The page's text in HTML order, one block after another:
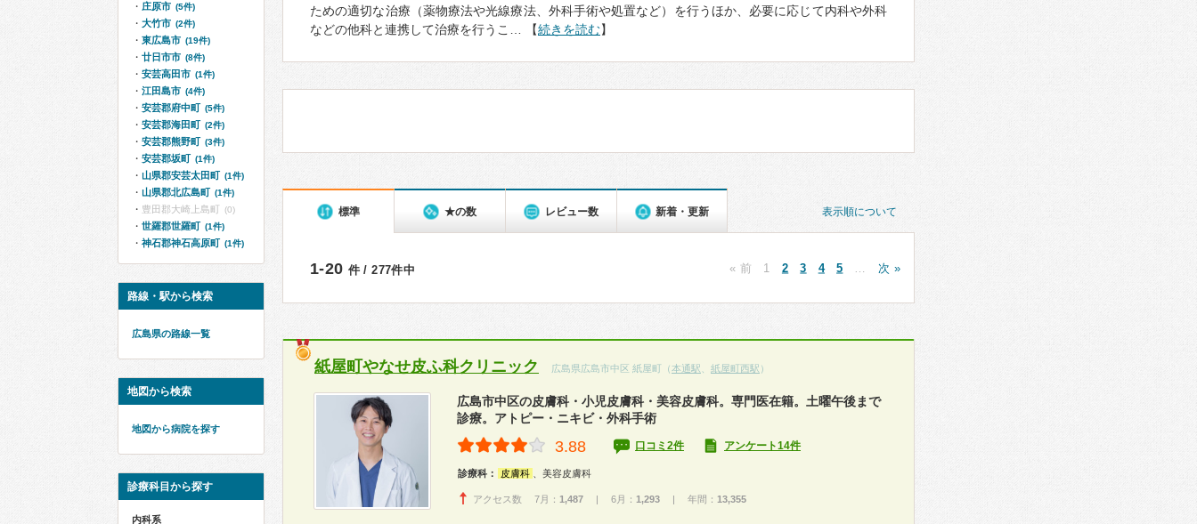
ための適切な治療（薬物療法や光線療法、外科手術や処置など）を行うほか、必要に応じて内科や外科
などの他科と連携して治療を行うこ… 【続きを読む】
表示順について
標準 ★の数 レビュー数 新着・更新
1-20 件 / 277件中 « 前 1 2 3 4 5 次 »
紙屋町やなせ皮ふ科クリニック 広島県広島市中区 紙屋町（本通駅 紙屋町西駅 ）
広島市中区の皮膚科・小児皮膚科・美容皮膚科。専門医在籍。土曜午後まで
診療。アトピー・ニキビ・外科手術
3.88 口コミ2件 アンケート14件
診療科： 皮膚科 、美容皮膚科
アクセス数 7月： 1,487 | 6月： 1,293 | 年間： 13,355
庄原市 (5件)
大竹市 (2件)
東広島市 (19件)
廿日市市 (8件)
安芸高田市 (1件)
江田島市 (4件)
安芸郡府中町 (5件)
安芸郡海田町 (2件)
安芸郡熊野町 (3件)
安芸郡坂町 (1件)
山県郡安芸太田町 (1件)
山県郡北広島町 (1件)
豊田郡大崎上島町 (0)
世羅郡世羅町 (1件)
神石郡神石高原町 (1件)
路線・駅から検索
広島県の路線一覧
地図から検索
地図から病院を探す
診療科目から探す
内科系